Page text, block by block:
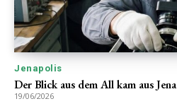
Jenapolis
Der Blick aus dem All kam aus Jena
19/06/2026